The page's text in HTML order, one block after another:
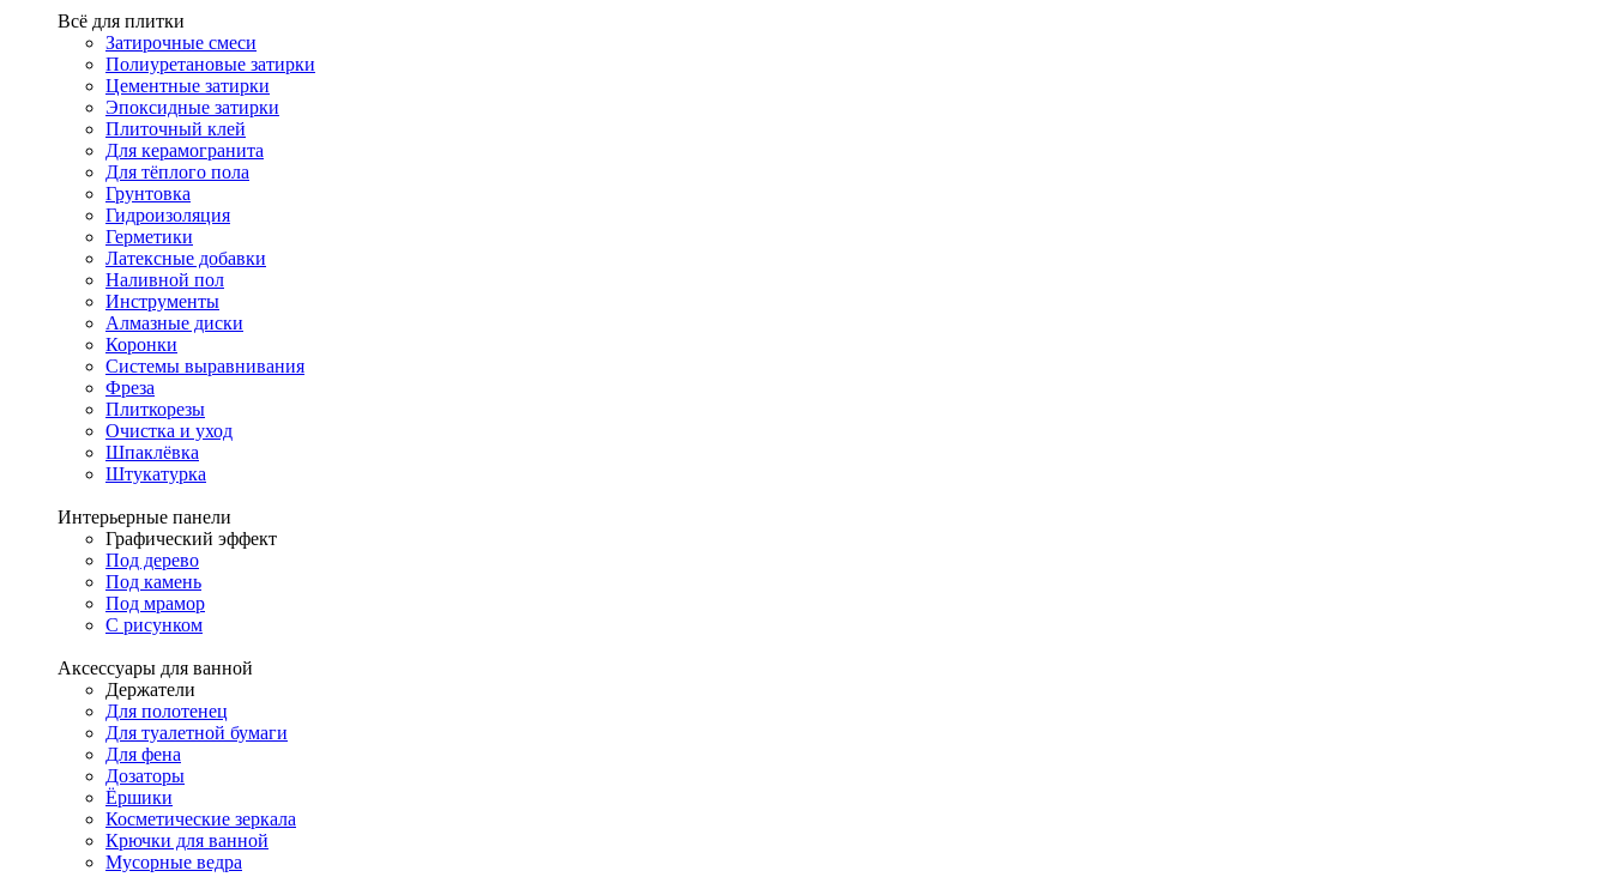
Всё для плитки
Затирочные смеси
Полиуретановые затирки
Цементные затирки
Эпоксидные затирки
Плиточный клей
Для керамогранита
Для тёплого пола
Грунтовка
Гидроизоляция
Герметики
Латексные добавки
Наливной пол
Инструменты
Алмазные диски
Коронки
Системы выравнивания
Фреза
Плиткорезы
Очистка и уход
Шпаклёвка
Штукатурка
Интерьерные панели
Графический эффект
Под дерево
Под камень
Под мрамор
С рисунком
Аксессуары для ванной
Держатели
Для полотенец
Для туалетной бумаги
Для фена
Дозаторы
Ёршики
Косметические зеркала
Крючки для ванной
Мусорные ведра